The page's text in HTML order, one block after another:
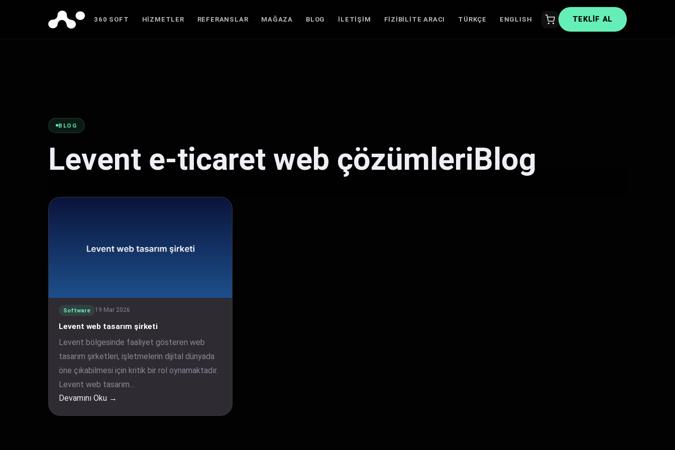
360 SOFT HIZMETLER REFERANSLAR MAĞAZA BLOG İLETIŞIM FIZIBILITE ARACI TÜRKÇE ENGLISH TEKLIF AL
BLOG
Levent e-ticaret web çözümleriBlog
Software 19 Mar 2026
Levent web tasarım şirketi
Levent bölgesinde faaliyet gösteren web
tasarım şirketleri, işletmelerin dijital dünyada
öne çıkabilmesi için kritik bir rol oynamaktadır.
Levent web tasarım…
Devamını Oku →